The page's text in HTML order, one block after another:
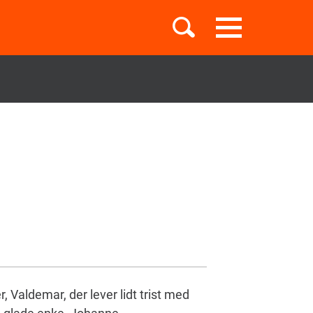
Toggle
navigation
Børnebøger
Temaer
Valdemar, der lever lidt trist med